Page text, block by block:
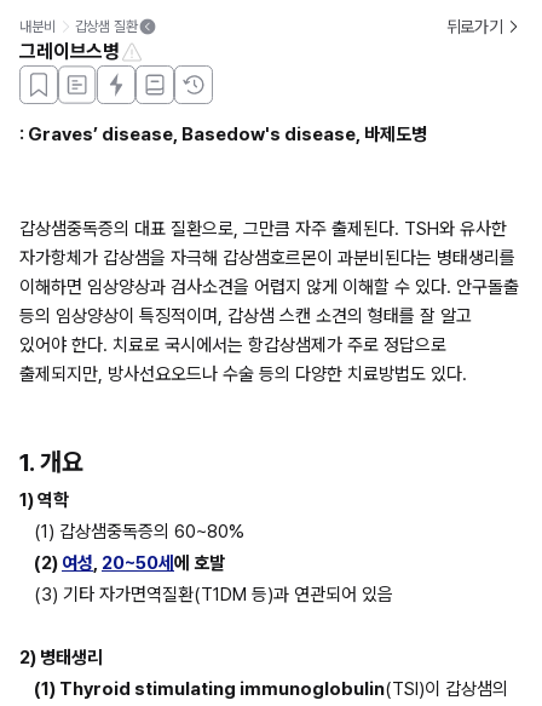
내분비 갑상샘 질환 뒤로가기
그레이브스병
: Graves’ disease, Basedow's disease, 바제도병
갑상샘중독증의 대표 질환으로, 그만큼 자주 출제된다. TSH와 유사한
자가항체가 갑상샘을 자극해 갑상샘호르몬이 과분비된다는 병태생리를
이해하면 임상양상과 검사소견을 어렵지 않게 이해할 수 있다. 안구돌출
등의 임상양상이 특징적이며, 갑상샘 스캔 소견의 형태를 잘 알고
있어야 한다. 치료로 국시에서는 항갑상샘제가 주로 정답으로
출제되지만, 방사선요오드나 수술 등의 다양한 치료방법도 있다.
1. 개요
1) 역학
(1) 갑상샘중독증의 60~80%
(2) 여성, 20~50세 에 호발
(3) 기타 자가면역질환(T1DM 등)과 연관되어 있음
2) 병태생리
(1) Thyroid stimulating immunoglobulin